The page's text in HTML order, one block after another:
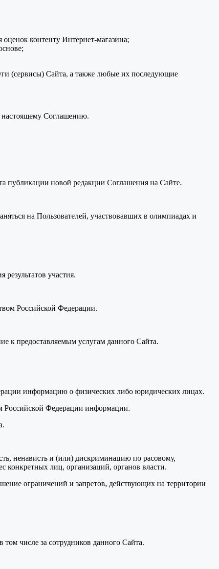
контенту Интернет-магазина;
(сервисы) Сайта, а также любые их последующие
настоящему Соглашению.
публикации новой редакции Соглашения на Сайте.
на Пользователей, участвовавших в олимпиадах и
участия.
Российской Федерации.
к предоставляемым услугам данного Сайта.
информацию о физических либо юридических лицах.
Российской Федерации информации.
ненависть и (или) дискриминацию по расовому,
конкретных лиц, организаций, органов власти.
ограничений и запретов, действующих на территории
том числе за сотрудников данного Сайта.